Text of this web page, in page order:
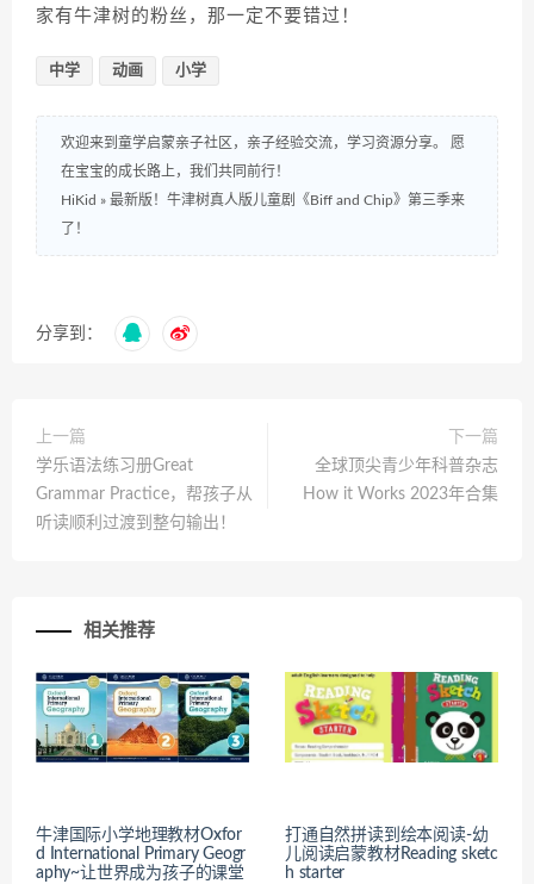
家有牛津树的粉丝，那一定不要错过！
中学 动画 小学
欢迎来到童学启蒙亲子社区，亲子经验交流，学习资源分享。 愿
在宝宝的成长路上，我们共同前行！
HiKid » 最新版！牛津树真人版儿童剧《Biff and Chip》第三季来
了！
分享到：
上一篇
学乐语法练习册Great
Grammar Practice，帮孩子从
听读顺利过渡到整句输出！
下一篇
全球顶尖青少年科普杂志
How it Works 2023年合集
相关推荐
牛津国际小学地理教材Oxfor
d International Primary Geogr
aphy~让世界成为孩子的课堂
打通自然拼读到绘本阅读-幼
儿阅读启蒙教材Reading sketc
h starter